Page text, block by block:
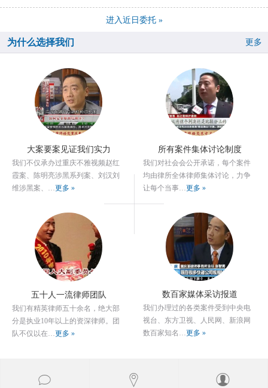
进入近日委托 »
为什么选择我们 更多
大案要案见证我们实力
我们不仅承办过重庆不雅视频赵红
霞案、陈明亮涉黑系列案、刘汉刘
维涉黑案、…更多 »
所有案件集体讨论制度
我们对社会会公开承诺，每个案件
均由律所全体律师集体讨论，力争
让每个当事…更多 »
五十人一流律师团队
我们有精英律师五十余名，绝大部
分是执业10年以上的资深律师。团
队不仅以在… 更多 »
数百家媒体采访报道
我们办理过的各类案件受到中央电
视台、东方卫视、人民网、新浪网
数百家知名… 更多 »